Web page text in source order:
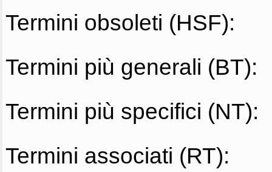
Termini obsoleti (HSF):
Termini più generali (BT):
Termini più specifici (NT):
Termini associati (RT):